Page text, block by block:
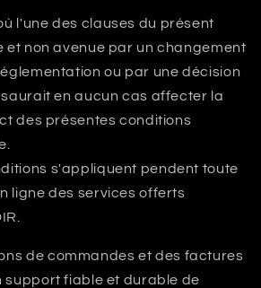
l'une des clauses du présent
et non avenue par un changement
ou par une décision
en aucun cas affecter la
des présentes conditions
s'appliquent pendent toute
ligne des services offerts
de commandes et des factures
support fiable et durable de